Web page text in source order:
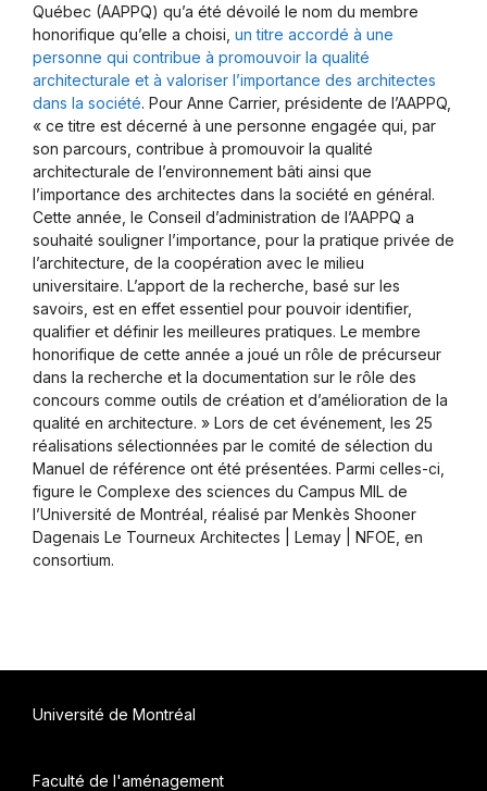
Québec (AAPPQ) qu’a été dévoilé le nom du membre
honorifique qu’elle a choisi, un titre accordé à une
personne qui contribue à promouvoir la qualité
architecturale et à valoriser l’importance des architectes
dans la société. Pour Anne Carrier, présidente de l’AAPPQ,
« ce titre est décerné à une personne engagée qui, par
son parcours, contribue à promouvoir la qualité
architecturale de l’environnement bâti ainsi que
l’importance des architectes dans la société en général.
Cette année, le Conseil d’administration de l’AAPPQ a
souhaité souligner l’importance, pour la pratique privée de
l’architecture, de la coopération avec le milieu
universitaire. L’apport de la recherche, basé sur les
savoirs, est en effet essentiel pour pouvoir identifier,
qualifier et définir les meilleures pratiques. Le membre
honorifique de cette année a joué un rôle de précurseur
dans la recherche et la documentation sur le rôle des
concours comme outils de création et d’amélioration de la
qualité en architecture. » Lors de cet événement, les 25
réalisations sélectionnées par le comité de sélection du
Manuel de référence ont été présentées. Parmi celles-ci,
figure le Complexe des sciences du Campus MIL de
l’Université de Montréal, réalisé par Menkès Shooner
Dagenais Le Tourneux Architectes | Lemay | NFOE, en
consortium.
Université de Montréal
Faculté de l'aménagement